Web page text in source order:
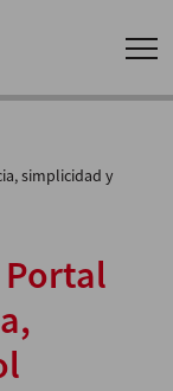
simplicidad y
Portal